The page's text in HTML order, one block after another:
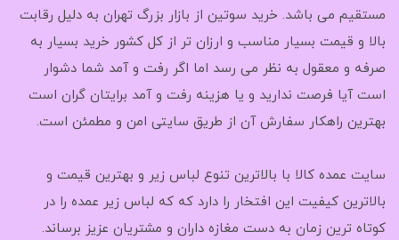
مستقیم می باشد. خرید سوتین از بازار بزرگ تهران به دلیل رقابت
بالا و قیمت بسیار مناسب و ارزان تر از کل کشور خرید بسیار به
صرفه و معقول به نظر می رسد اما اگر رفت و آمد شما دشوار
است آیا فرصت ندارید و یا هزینه رفت و آمد برایتان گران است
بهترین راهکار سفارش آن از طریق سایتی امن و مطمئن است.
سایت عمده کالا با بالاترین تنوع لباس زیر و بهترین قیمت و
بالاترین کیفیت این افتخار را دارد که که لباس زیر عمده را در
کوتاه ترین زمان به دست مغازه داران و مشتریان عزیز برساند.